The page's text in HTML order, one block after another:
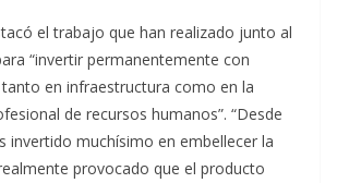
el trabajo que han realizado junto al
“invertir permanentemente con
en infraestructura como en la
de recursos humanos”. “Desde
invertido muchísimo en embellecer la
provocado que el producto